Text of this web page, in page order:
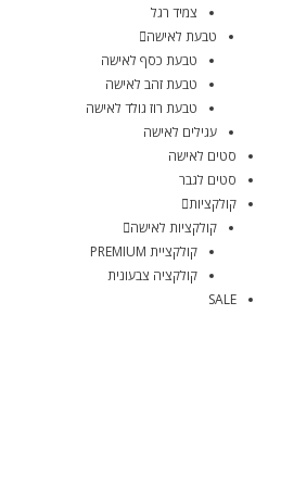
צמיד רגל
טבעת לאישה
טבעת כסף לאישה
טבעת זהב לאישה
טבעת רוז גולד לאישה
עגילים לאישה
סטים לאישה
סטים לגבר
קולקציות
קולקציות לאישה
קולקציית PREMIUM
קולקציה צבעונית
SALE